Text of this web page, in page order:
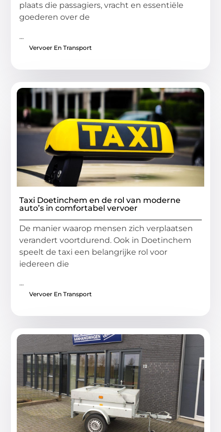
plaats die passagiers, vracht en essentiële
goederen over de
...
Vervoer En Transport
Taxi Doetinchem en de rol van moderne
auto’s in comfortabel vervoer
De manier waarop mensen zich verplaatsen
verandert voortdurend. Ook in Doetinchem
speelt de taxi een belangrijke rol voor
iedereen die
...
Vervoer En Transport